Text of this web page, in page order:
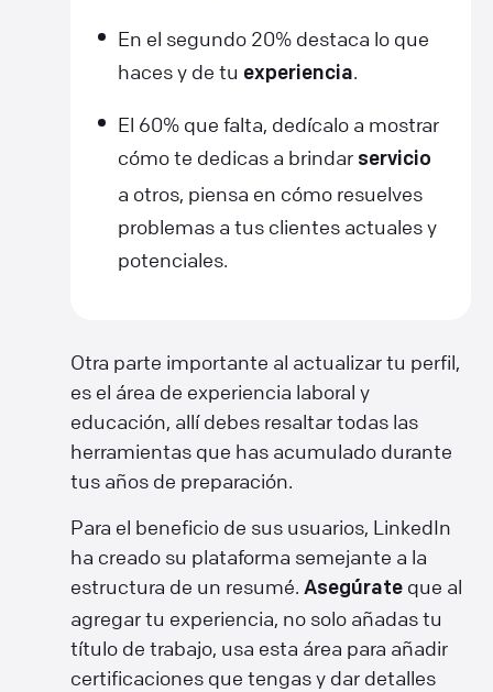
En el segundo 20% destaca lo que
haces y de tu experiencia.
El 60% que falta, dedícalo a mostrar
cómo te dedicas a brindar servicio
a otros, piensa en cómo resuelves
problemas a tus clientes actuales y
potenciales.
Otra parte importante al actualizar tu perfil,
es el área de experiencia laboral y
educación, allí debes resaltar todas las
herramientas que has acumulado durante
tus años de preparación.
Para el beneficio de sus usuarios, LinkedIn
ha creado su plataforma semejante a la
estructura de un resumé. Asegúrate que al
agregar tu experiencia, no solo añadas tu
título de trabajo, usa esta área para añadir
certificaciones que tengas y dar detalles